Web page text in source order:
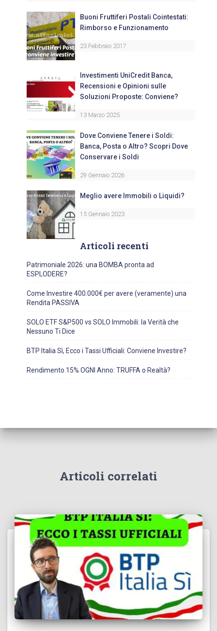
Buoni Fruttiferi Postali Cointestati:
Rimborso e Funzionamento
23 Febbraio 2017
Investimenti UniCredit Banca,
Recensioni e Opinioni sulle
Soluzioni Proposte: Conviene?
13 Marzo 2025
Dove Conviene Tenere i Soldi:
Banca, Posta o Altro? Scopri Dove
Conservare i Soldi
29 Gennaio 2026
Meglio avere Immobili o Liquidi?
15 Gennaio 2023
Articoli recenti
Patrimoniale 2026: una BOMBA pronta ad
ESPLODERE?
Come Investire 400.000€ per avere (veramente) una
Rendita PASSIVA
SOLO ETF S&P500 vs SOLO Immobili: la Verità che
Nessuno Ti Dice
BTP Italia Sì, Ecco i Tassi Ufficiali: Conviene Investire?
Rendimento 15% OGNI Anno: TRUFFA o Realtà?
Articoli correlati